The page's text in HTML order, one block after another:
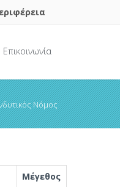
Επικοινωνία
Νόμος
Μέγεθος